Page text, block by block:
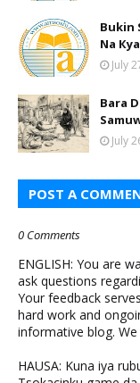
Bukin
Na
July
Bara
July
POST A
0 Comments
ENGLISH: You are
ask questions
Your feedback
hard work and
informative blog.
HAUSA: Kuna iya